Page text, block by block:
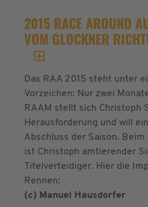
2015 RACE AROUND
VOM GLOCKNER
Das RAA 2015 steht unter
Vorzeichen: Nur zwei
RAAM stellt sich Christoph
Herausforderung und will
Abschluss der Saison. Beim
ist Christoph amtierender
Titelverteidiger. Hier die
Rennen:
(c) Manuel Hausdorfer